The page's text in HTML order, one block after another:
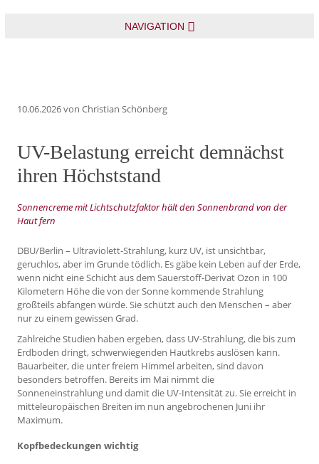
NAVIGATION
10.06.2026von Christian Schönberg
UV-Belastung erreicht demnächst
ihren Höchststand
Sonnencreme mit Lichtschutzfaktor hält den Sonnenbrand von der
Haut fern
DBU/Berlin – Ultraviolett-Strahlung, kurz UV, ist unsichtbar,
geruchlos, aber im Grunde tödlich. Es gäbe kein Leben auf der Erde,
wenn nicht eine Schicht aus dem Sauerstoff-Derivat Ozon in 100
Kilometern Höhe die von der Sonne kommende Strahlung
großteils abfangen würde. Sie schützt auch den Menschen – aber
nur zu einem gewissen Grad.
Zahlreiche Studien haben ergeben, dass UV-Strahlung, die bis zum
Erdboden dringt, schwerwiegenden Hautkrebs auslösen kann.
Bauarbeiter, die unter freiem Himmel arbeiten, sind davon
besonders betroffen. Bereits im Mai nimmt die
Sonneneinstrahlung und damit die UV-Intensität zu. Sie erreicht in
mitteleuropäischen Breiten im nun angebrochenen Juni ihr
Maximum.
Kopfbedeckungen wichtig